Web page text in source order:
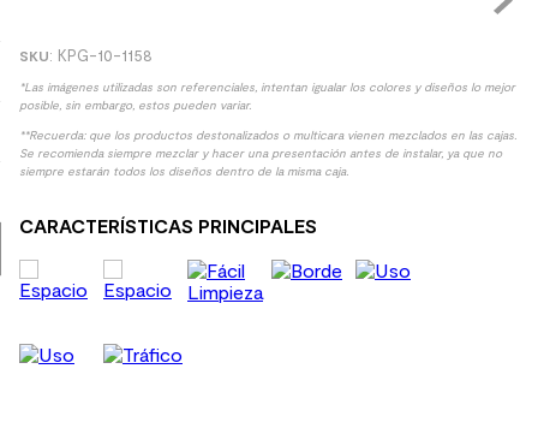
: KPG-10-1158
*Las imágenes utilizadas son referenciales, intentan igualar los colores y diseños lo mejor
posible, sin embargo, estos pueden variar.
**Recuerda: que los productos destonalizados o multicara vienen mezclados en las cajas.
Se recomienda siempre mezclar y hacer una presentación antes de instalar, ya que no
siempre estarán todos los diseños dentro de la misma caja.
CARACTERÍSTICAS PRINCIPALES